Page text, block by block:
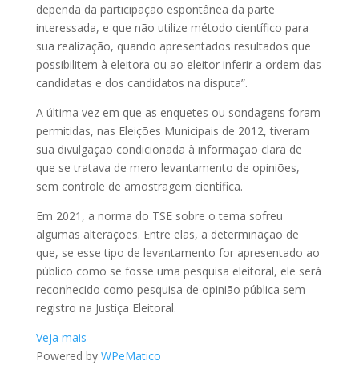
dependa da participação espontânea da parte
interessada, e que não utilize método científico para
sua realização, quando apresentados resultados que
possibilitem à eleitora ou ao eleitor inferir a ordem das
candidatas e dos candidatos na disputa”.
A última vez em que as enquetes ou sondagens foram
permitidas, nas Eleições Municipais de 2012, tiveram
sua divulgação condicionada à informação clara de
que se tratava de mero levantamento de opiniões,
sem controle de amostragem científica.
Em 2021, a norma do TSE sobre o tema sofreu
algumas alterações. Entre elas, a determinação de
que, se esse tipo de levantamento for apresentado ao
público como se fosse uma pesquisa eleitoral, ele será
reconhecido como pesquisa de opinião pública sem
registro na Justiça Eleitoral.
Veja mais
Powered by WPeMatico